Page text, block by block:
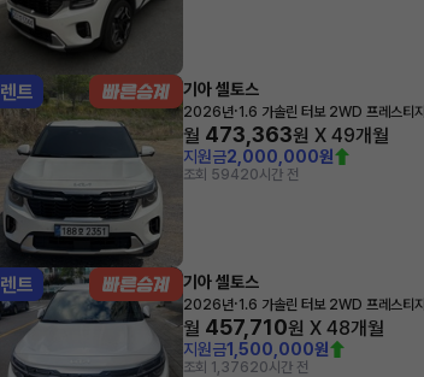
렌트 기아 셀토스
2026년·1.6 가솔린 터보 2WD 프레스티지
월 473,363원 X 49개월
지원금2,000,000원
조회 59420시간 전
렌트 기아 셀토스
2026년·1.6 가솔린 터보 2WD 프레스티지
월 457,710원 X 48개월
지원금1,500,000원
조회 1,37620시간 전